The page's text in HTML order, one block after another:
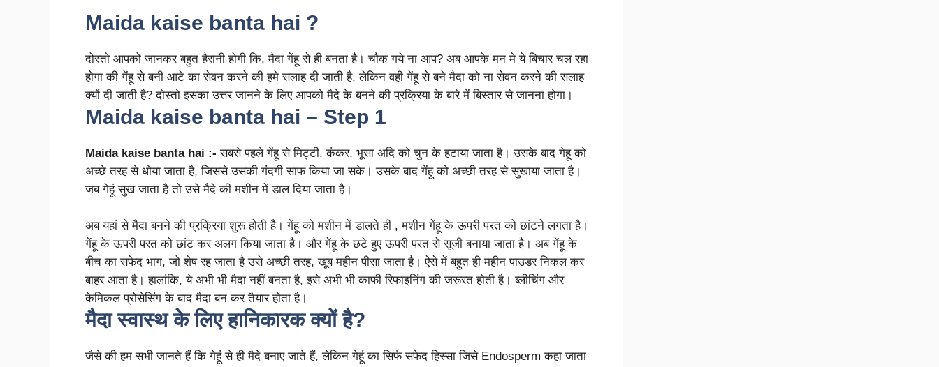
Maida kaise banta hai ?
दोस्तो आपको जानकर बहुत हैरानी होगी कि, मैदा गेंहू से ही बनता है। चौक गये ना आप? अब आपके मन मे ये बिचार चल रहा
होगा की गेंहू से बनी आटे का सेवन करने की हमे सलाह दी जाती है, लेकिन वही गेंहू से बने मैदा को ना सेवन करने की सलाह
क्यों दी जाती है? दोस्तो इसका उत्तर जानने के लिए आपको मैदे के बनने की प्रक्रिया के बारे में बिस्तार से जानना होगा।
Maida kaise banta hai – Step 1
Maida kaise banta hai :- सबसे पहले गेंहू से मिट्टी, कंकर, भूसा अदि को चुन के हटाया जाता है। उसके बाद गेहू को
अच्छे तरह से धोया जाता है, जिससे उसकी गंदगी साफ किया जा सके। उसके बाद गेंहू को अच्छी तरह से सुखाया जाता है।
जब गेहूं सुख जाता है तो उसे मैदे की मशीन में डाल दिया जाता है।
अब यहां से मैदा बनने की प्रक्रिया शुरू होती है। गेंहू को मशीन में डालते ही , मशीन गेंहू के ऊपरी परत को छांटने लगता है।
गेंहू के ऊपरी परत को छांट कर अलग किया जाता है। और गेंहू के छटे हुए ऊपरी परत से सूजी बनाया जाता है। अब गेंहू के
बीच का सफेद भाग, जो शेष रह जाता है उसे अच्छी तरह, खूब महीन पीसा जाता है। ऐसे में बहुत ही महीन पाउडर निकल कर
बाहर आता है। हालांकि, ये अभी भी मैदा नहीं बनता है, इसे अभी भी काफी रिफाइनिंग की जरूरत होती है। ब्लीचिंग और
केमिकल प्रोसेसिंग के बाद मैदा बन कर तैयार होता है।
मैदा स्वास्थ के लिए हानिकारक क्यों है?
जैसे की हम सभी जानते हैं कि गेहूं से ही मैदे बनाए जाते हैं, लेकिन गेहूं का सिर्फ सफेद हिस्सा जिसे Endosperm कहा जाता